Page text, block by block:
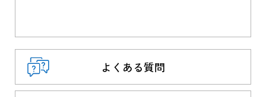
よくある質問